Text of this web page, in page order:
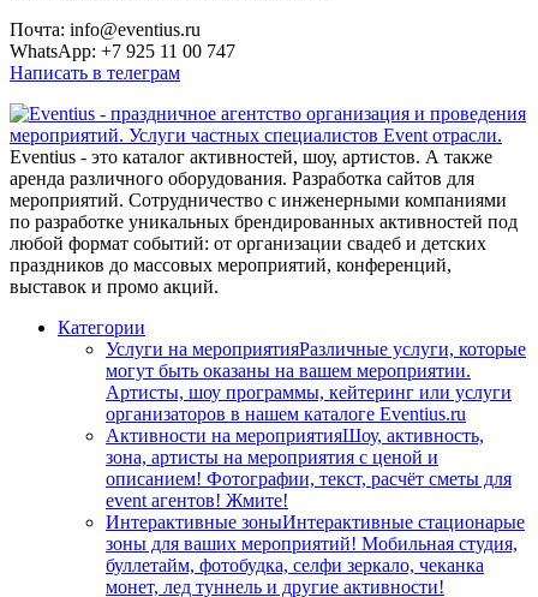
Почта: info@eventius.ru
WhatsApp: +7 925 11 00 747
Написать в телеграм
Eventius - это каталог активностей, шоу, артистов. А также
аренда различного оборудования. Разработка сайтов для
мероприятий. Сотрудничество с инженерными компаниями
по разработке уникальных брендированных активностей под
любой формат событий: от организации свадеб и детских
праздников до массовых мероприятий, конференций,
выставок и промо акций.
Категории
Услуги на мероприятияРазличные услуги, которые
могут быть оказаны на вашем мероприятии.
Артисты, шоу программы, кейтеринг или услуги
организаторов в нашем каталоге Eventius.ru
Активности на мероприятияШоу, активность,
зона, артисты на мероприятия с ценой и
описанием! Фотографии, текст, расчёт сметы для
event агентов! Жмите!
Интерактивные зоныИнтерактивные стационарые
зоны для ваших мероприятий! Мобильная студия,
буллетайм, фотобудка, селфи зеркало, чеканка
монет, лед туннель и другие активности!